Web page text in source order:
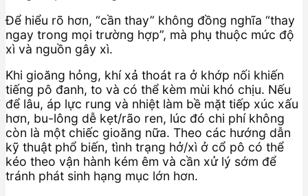
Để hiểu rõ hơn, “cần thay” không đồng nghĩa “thay
ngay trong mọi trường hợp”, mà phụ thuộc mức độ
xì và nguồn gây xì.
Khi gioăng hỏng, khí xả thoát ra ở khớp nối khiến
tiếng pô đanh, to và có thể kèm mùi khó chịu. Nếu
để lâu, áp lực rung và nhiệt làm bề mặt tiếp xúc xấu
hơn, bu-lông dễ kẹt/rão ren, lúc đó chi phí không
còn là một chiếc gioăng nữa. Theo các hướng dẫn
kỹ thuật phổ biến, tình trạng hở/xì ở cổ pô có thể
kéo theo vận hành kém êm và cần xử lý sớm để
tránh phát sinh hạng mục lớn hơn.